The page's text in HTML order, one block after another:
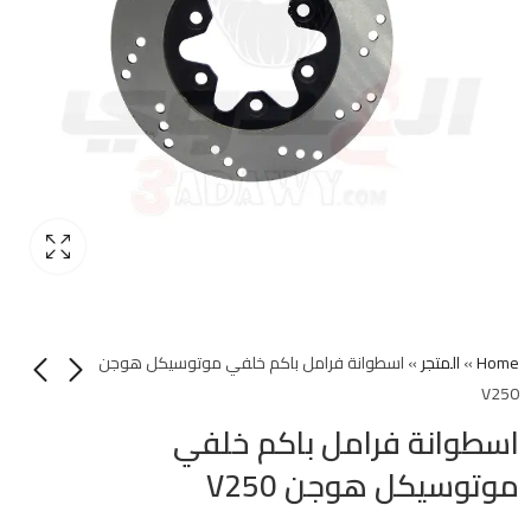
Home
»المتجر»اسطوانة فرامل باكم خلفي موتوسيكل هوجن
V250
اسطوانة فرامل باكم خلفي
موتوسيكل هوجن V250